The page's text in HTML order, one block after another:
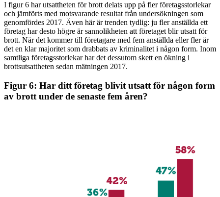
I figur 6 har utsattheten för brott delats upp på fler företagsstorlekar
och jämförts med motsvarande resultat från undersökningen som
genomfördes 2017. Även här är trenden tydlig: ju fler anställda ett
företag har desto högre är sannolikheten att företaget blir utsatt för
brott. När det kommer till företagare med fem anställda eller fler är
det en klar majoritet som drabbats av kriminalitet i någon form. Inom
samtliga företagsstorlekar har det dessutom skett en ökning i
brottsutsattheten sedan mätningen 2017.
Figur 6: Har ditt företag blivit utsatt för någon form
av brott under de senaste fem åren?